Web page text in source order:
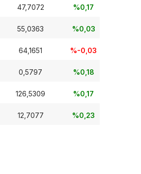
47,7072 %0,17
55,0363 %0,03
64,1651 %-0,03
0,5797 %0,18
126,5309 %0,17
12,7077 %0,23